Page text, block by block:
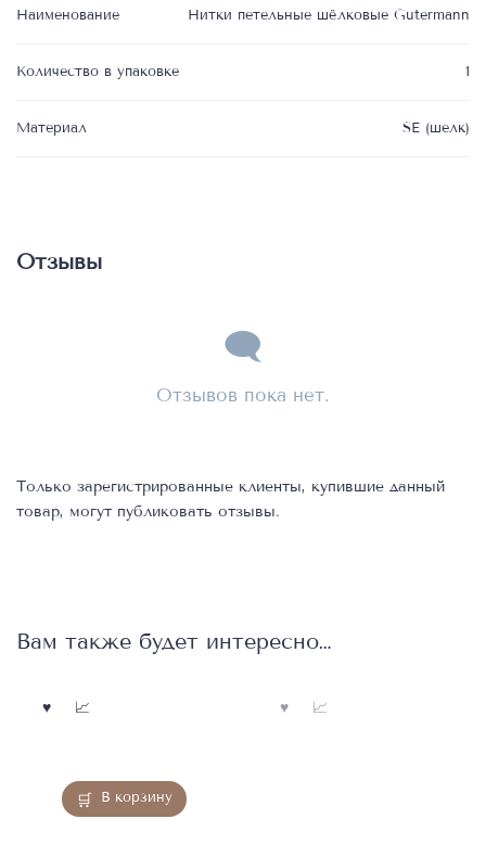
Наименование Нитки петельные шёлковые Gutermann
Количество в упаковке 1
Материал SE (шелк)
Отзывы
Отзывов пока нет.
Только зарегистрированные клиенты, купившие данный
товар, могут публиковать отзывы.
Вам также будет интересно…
В корзину